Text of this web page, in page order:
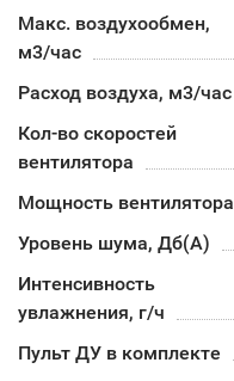
Макс. воздухообмен,
м3/час
Расход воздуха, м3/час
Кол-во скоростей
вентилятора
Мощность вентилятора
Уровень шума, Дб(А)
Интенсивность
увлажнения, г/ч
Пульт ДУ в комплекте